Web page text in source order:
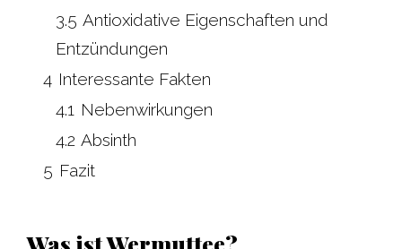
3.5 Antioxidative Eigenschaften und
Entzündungen
4 Interessante Fakten
4.1 Nebenwirkungen
4.2 Absinth
5 Fazit
Was ist Wermuttee?